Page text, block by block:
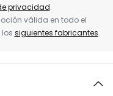
privacidad.
válida en todo el
siguientes fabricantes.